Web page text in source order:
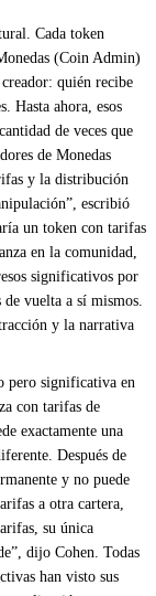
Cada token
(Coin Admin)
quién recibe
Hasta ahora, esos
de veces que
de Monedas
y la distribución
escribió
un token con tarifas
en la comunidad,
significativos por
vuelta a sí mismos.
y la narrativa
pero significativa en
con tarifas de
exactamente una
Después de
y no puede
a otra cartera,
su única
dijo Cohen. Todas
han visto sus